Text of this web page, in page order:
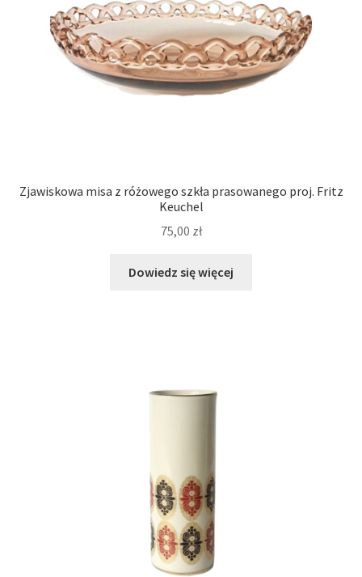
Zjawiskowa misa z różowego szkła prasowanego proj. Fritz
Keuchel
75,00 zł
Dowiedz się więcej